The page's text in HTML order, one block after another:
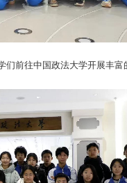
们前往中国政法大学开展丰富